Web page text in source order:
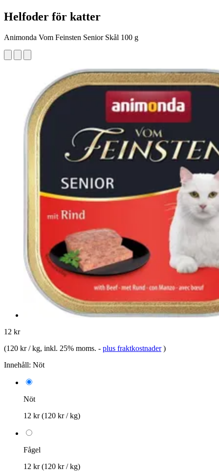
Helfoder för katter
Animonda Vom Feinsten Senior Skål 100 g
12 kr
(120 kr / kg, inkl. 25% moms. - plus fraktkostnader )
Innehåll: Nöt
Nöt
12 kr(120 kr / kg)
Fågel
12 kr(120 kr / kg)